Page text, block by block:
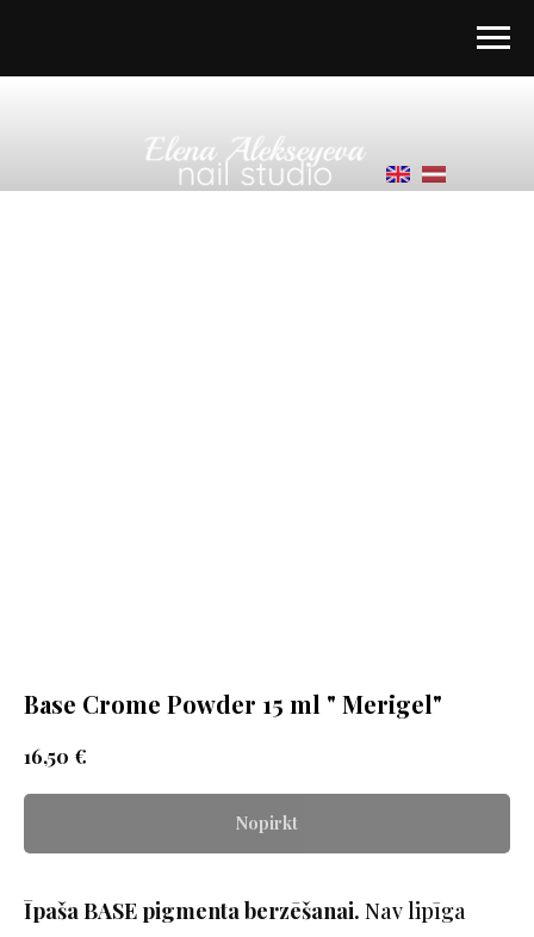
Base Сrome Powder 15 ml " Merigel"
16,50 €
Nopirkt
Īpaša BASE pigmenta berzēšanai. Nav lipīga